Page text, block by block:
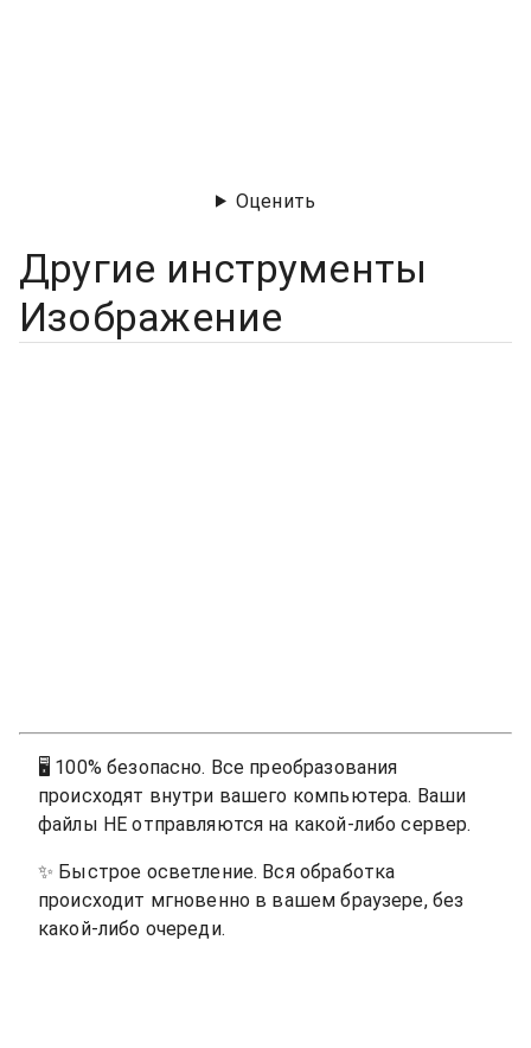
Оценить
Другие инструменты
Изображение
🖥 100% безопасно. Все преобразования
происходят внутри вашего компьютера. Ваши
файлы НЕ отправляются на какой-либо сервер.
✨ Быстрое осветление. Вся обработка
происходит мгновенно в вашем браузере, без
какой-либо очереди.